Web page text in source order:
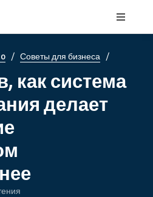
/ Советы для бизнеса /
как система
делает